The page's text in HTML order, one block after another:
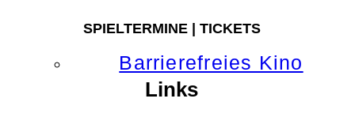
Barrierefreies Kino
SPIELTERMINE | TICKETS
Links